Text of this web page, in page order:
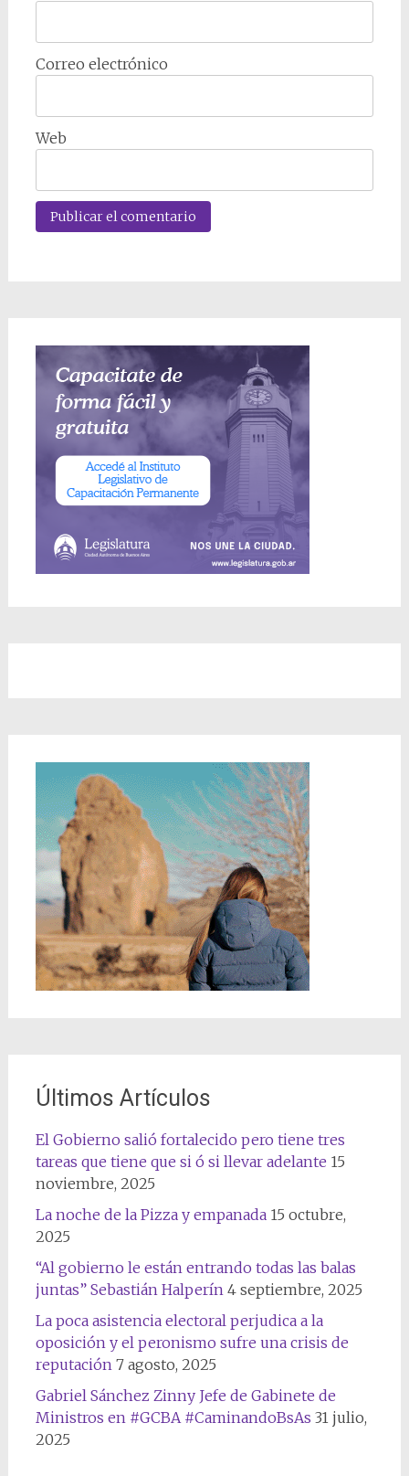
Correo electrónico
Web
Últimos Artículos
El Gobierno salió fortalecido pero tiene tres
tareas que tiene que si ó si llevar adelante 15
noviembre, 2025
La noche de la Pizza y empanada 15 octubre,
2025
“Al gobierno le están entrando todas las balas
juntas” Sebastián Halperín 4 septiembre, 2025
La poca asistencia electoral perjudica a la
oposición y el peronismo sufre una crisis de
reputación 7 agosto, 2025
Gabriel Sánchez Zinny Jefe de Gabinete de
Ministros en #GCBA #CaminandoBsAs 31 julio,
2025